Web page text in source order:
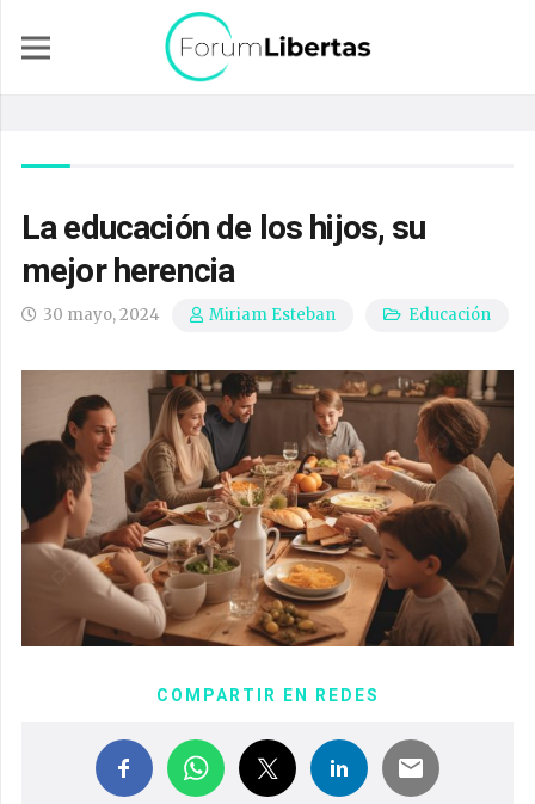
La educación de los hijos, su
mejor herencia
30 mayo, 2024 Miriam Esteban Educación
COMPARTIR EN REDES